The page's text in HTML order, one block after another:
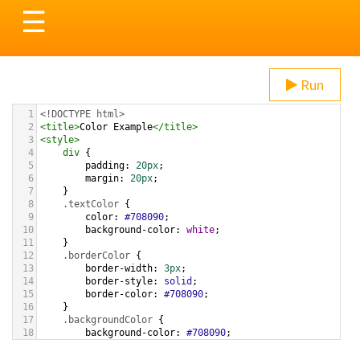
Toggle
navigation
☰
Run
1 <!DOCTYPE html>
2
<title>Color Example</title>
3 <style>
4
div {
5
padding: 20px;
6
margin: 20px;
7
}
8
.textColor {
9
color: #708090;
10
background-color: white;
11
}
12
.borderColor {
13
border-width: 3px;
14
border-style: solid ;
15
border-color: #708090;
16
}
17
.backgroundColor {
18
background-color: #708090;